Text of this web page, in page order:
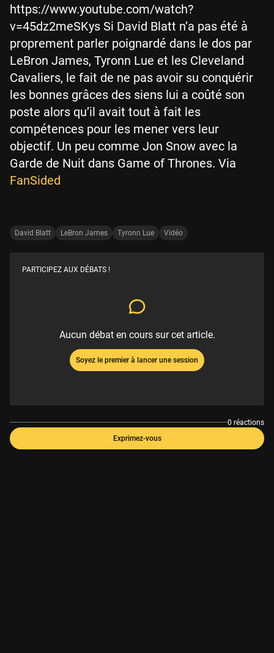
https://www.youtube.com/watch?
v=45dz2meSKys Si David Blatt n’a pas été à
proprement parler poignardé dans le dos par
LeBron James, Tyronn Lue et les Cleveland
Cavaliers, le fait de ne pas avoir su conquérir
les bonnes grâces des siens lui a coûté son
poste alors qu’il avait tout à fait les
compétences pour les mener vers leur
objectif. Un peu comme Jon Snow avec la
Garde de Nuit dans Game of Thrones. Via
FanSided
David Blatt LeBron James Tyronn Lue Vidéo
PARTICIPEZ AUX DÉBATS !
Aucun débat en cours sur cet article.
Soyez le premier à lancer une session
0 réactions
Exprimez-vous